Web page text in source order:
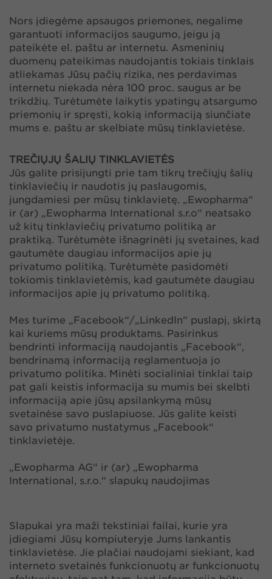
Nors įdiegėme apsaugos priemones, negalime
garantuoti informacijos saugumo, jeigu ją
pateikėte el. paštu ar internetu. Asmeninių
duomenų pateikimas naudojantis tokiais tinklais
atliekamas Jūsų pačių rizika, nes perdavimas
internetu niekada nėra 100 proc. saugus ar be
trikdžių. Turėtumėte laikytis ypatingų atsargumo
priemonių ir spręsti, kokią informaciją siunčiate
mums e. paštu ar skelbiate mūsų tinklavietėse.
TREČIŲJŲ ŠALIŲ TINKLAVIETĖS
Jūs galite prisijungti prie tam tikrų trečiųjų šalių
tinklaviečių ir naudotis jų paslaugomis,
jungdamiesi per mūsų tinklavietę. „Ewopharma“
ir (ar) „Ewopharma International s.r.o“ neatsako
už kitų tinklaviečių privatumo politiką ar
praktiką. Turėtumėte išnagrinėti jų svetaines, kad
gautumėte daugiau informacijos apie jų
privatumo politiką. Turėtumėte pasidomėti
tokiomis tinklavietėmis, kad gautumėte daugiau
informacijos apie jų privatumo politiką.
Mes turime „Facebook“/„LinkedIn“ puslapį, skirtą
kai kuriems mūsų produktams. Pasirinkus
bendrinti informaciją naudojantis „Facebook“,
bendrinamą informaciją reglamentuoja jo
privatumo politika. Minėti socialiniai tinklai taip
pat gali keistis informacija su mumis bei skelbti
informaciją apie jūsų apsilankymą mūsų
svetainėse savo puslapiuose. Jūs galite keisti
savo privatumo nustatymus „Facebook“
tinklavietėje.
„Ewopharma AG“ ir (ar) „Ewopharma
International, s.r.o.“ slapukų naudojimas
Slapukai yra maži tekstiniai failai, kurie yra
įdiegiami Jūsų kompiuteryje Jums lankantis
tinklavietėse. Jie plačiai naudojami siekiant, kad
interneto svetainės funkcionuotų ar funkcionuotų